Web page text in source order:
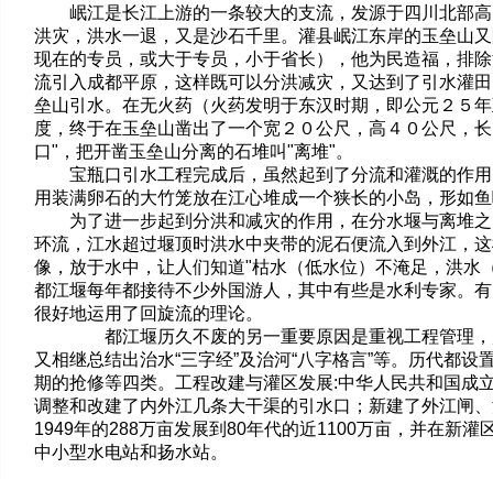
岷江是长江上游的一条较大的支流，发源于四川北部高
洪灾，洪水一退，又是沙石千里。灌县岷江东岸的玉垒山
现在的专员，或大于专员，小于省长），他为民造福，排
流引入成都平原，这样既可以分洪减灾，又达到了引水灌
垒山引水。在无火药（火药发明于东汉时期，即公元２５
度，终于在玉垒山凿出了一个宽２０公尺，高４０公尺，
口"，把开凿玉垒山分离的石堆叫"离堆"。
宝瓶口引水工程完成后，虽然起到了分流和灌溉的作用
用装满卵石的大竹笼放在江心堆成一个狭长的小岛，形如
为了进一步起到分洪和减灾的作用，在分水堰与离堆之
环流，江水超过堰顶时洪水中夹带的泥石便流入到外江，
像，放于水中，让人们知道"枯水（低水位）不淹足，洪
都江堰每年都接待不少外国游人，其中有些是水利专家。
很好地运用了回旋流的理论。
都江堰历久不废的另一重要原因是重视工程管理，严
又相继总结出治水“三字经”及治河“八字格言”等。历代都
期的抢修等四类。工程改建与灌区发展:中华人民共和国成
调整和改建了内外江几条大干渠的引水口；新建了外江闸
1949年的288万亩发展到80年代的近1100万亩，并在新
中小型水电站和扬水站。